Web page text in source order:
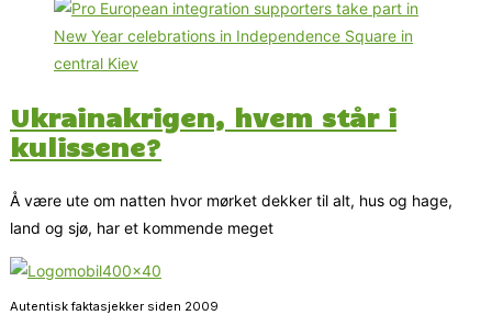
Ukrainakrigen, hvem står i
kulissene?
Å være ute om natten hvor mørket dekker til alt, hus og hage,
land og sjø, har et kommende meget
Autentisk faktasjekker siden 2009